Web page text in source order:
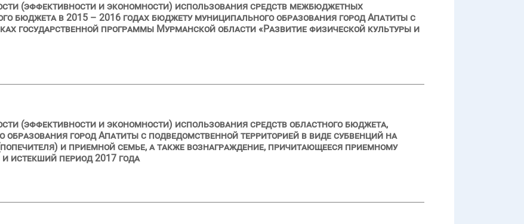
(эффективности и экономности) использования средств межбюджетных
бюджета в 2015 – 2016 годах бюджету муниципального образования город Апатиты с
государственной программы Мурманской области «Развитие физической культуры и
(эффективности и экономности) использования средств областного бюджета,
город Апатиты с подведомственной территорией в виде субвенций на
и приемной семье, а также вознаграждение, причитающееся приемному
истекший период 2017 года